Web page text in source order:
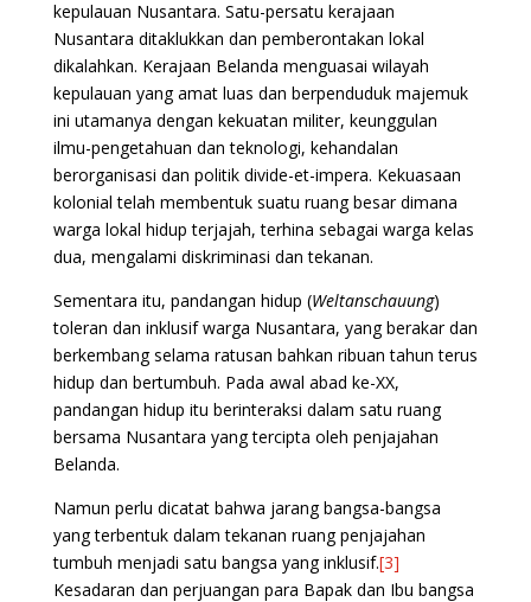
kepulauan Nusantara. Satu-persatu kerajaan
Nusantara ditaklukkan dan pemberontakan lokal
dikalahkan. Kerajaan Belanda menguasai wilayah
kepulauan yang amat luas dan berpenduduk majemuk
ini utamanya dengan kekuatan militer, keunggulan
ilmu-pengetahuan dan teknologi, kehandalan
berorganisasi dan politik divide-et-impera. Kekuasaan
kolonial telah membentuk suatu ruang besar dimana
warga lokal hidup terjajah, terhina sebagai warga kelas
dua, mengalami diskriminasi dan tekanan.
Sementara itu, pandangan hidup (Weltanschauung)
toleran dan inklusif warga Nusantara, yang berakar dan
berkembang selama ratusan bahkan ribuan tahun terus
hidup dan bertumbuh. Pada awal abad ke-XX,
pandangan hidup itu berinteraksi dalam satu ruang
bersama Nusantara yang tercipta oleh penjajahan
Belanda.
Namun perlu dicatat bahwa jarang bangsa-bangsa
yang terbentuk dalam tekanan ruang penjajahan
tumbuh menjadi satu bangsa yang inklusif.[3]
Kesadaran dan perjuangan para Bapak dan Ibu bangsa